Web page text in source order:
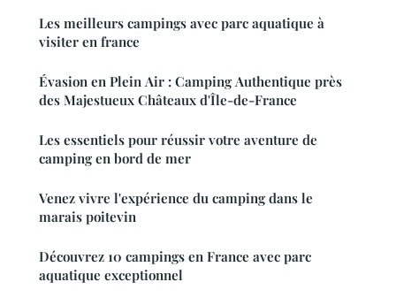
Les meilleurs campings avec parc aquatique à
visiter en france
Évasion en Plein Air : Camping Authentique près
des Majestueux Châteaux d'Île-de-France
Les essentiels pour réussir votre aventure de
camping en bord de mer
Venez vivre l'expérience du camping dans le
marais poitevin
Découvrez 10 campings en France avec parc
aquatique exceptionnel